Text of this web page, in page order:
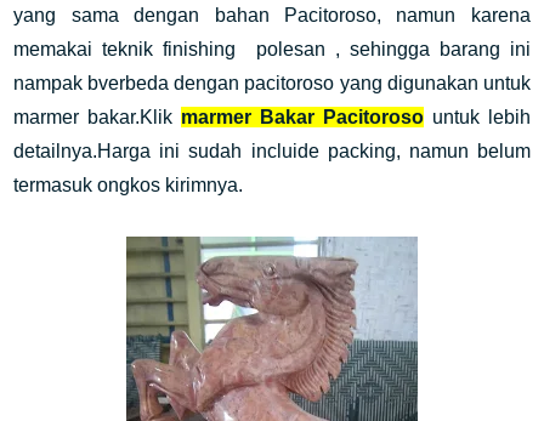
yang sama dengan bahan Pacitoroso, namun karena
memakai teknik finishing polesan , sehingga barang ini
nampak bverbeda dengan pacitoroso yang digunakan untuk
marmer bakar.Klik marmer Bakar Pacitorosountuk lebih
detailnya.Harga ini sudah incluide packing, namun belum
termasuk ongkos kirimnya.